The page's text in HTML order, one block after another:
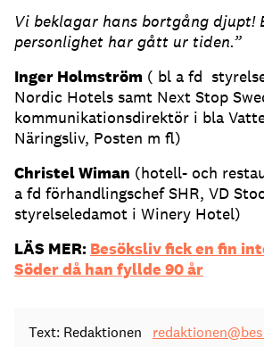
Vi beklagar hans bortgång djupt!
personlighet har gått ur tiden.”
Inger Holmström ( bl a fd
Nordic Hotels samt Next Stop
kommunikationsdirektör i bla
Näringsliv, Posten m fl)
Christel Wiman (hotell- och
a fd förhandlingschef SHR, VD
styrelseledamot i Winery Hotel)
LÄS MER: Besöksliv fick en fin
Söder då han fyllde 90 år
Text: Redaktionen